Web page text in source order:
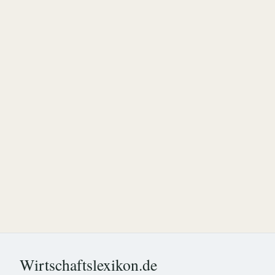
Wirtschaftslexikon.de